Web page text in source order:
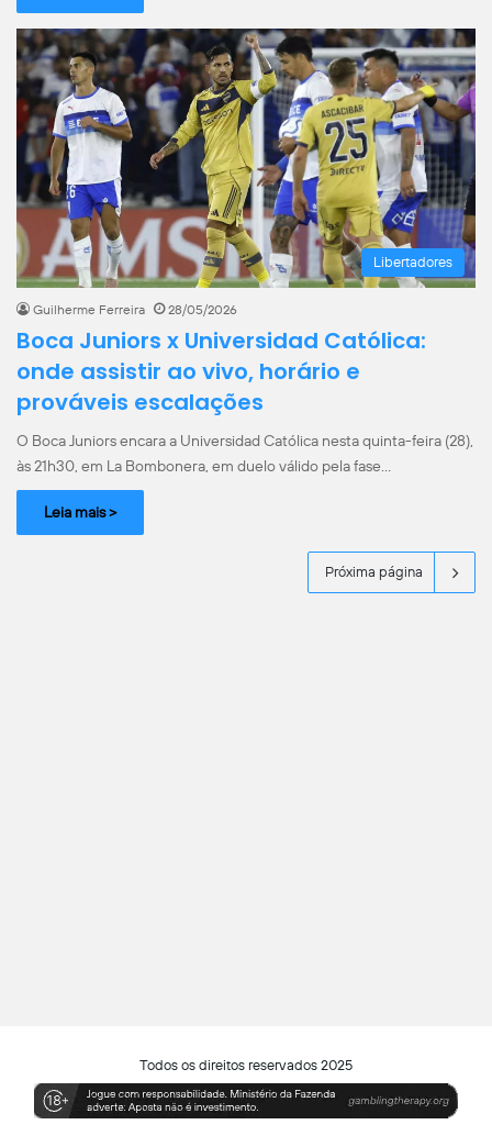
Libertadores
Guilherme Ferreira 28/05/2026
Boca Juniors x Universidad Católica:
onde assistir ao vivo, horário e
prováveis escalações
O Boca Juniors encara a Universidad Católica nesta quinta-feira (28),
às 21h30, em La Bombonera, em duelo válido pela fase…
Leia mais >
Próxima página
Todos os direitos reservados 2025